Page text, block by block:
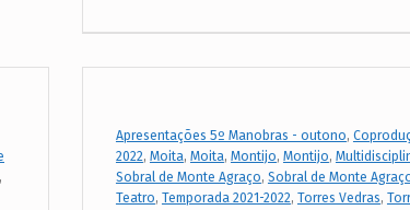
,
Project Category:
Apresentações 5º Manobras - outono,
2022, Moita, Moita, Montijo, Montijo,
Sobral de Monte Agraço, Sobral de Monte
Teatro, Temporada 2021-2022, Torres Vedras,